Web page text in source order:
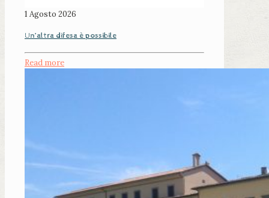
1 Agosto 2026
Un’altra difesa è possibile
Read more